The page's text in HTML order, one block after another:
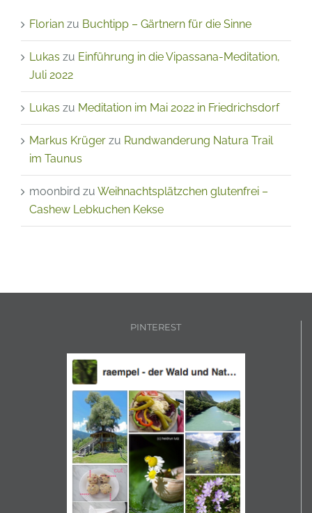
Florian zu Buchtipp – Gärtnern für die Sinne
Lukas zu Einführung in die Vipassana-Meditation,
Juli 2022
Lukas zu Meditation im Mai 2022 in Friedrichsdorf
Markus Krüger zu Rundwanderung Natura Trail
im Taunus
moonbird zu Weihnachtsplätzchen glutenfrei –
Cashew Lebkuchen Kekse
PINTEREST